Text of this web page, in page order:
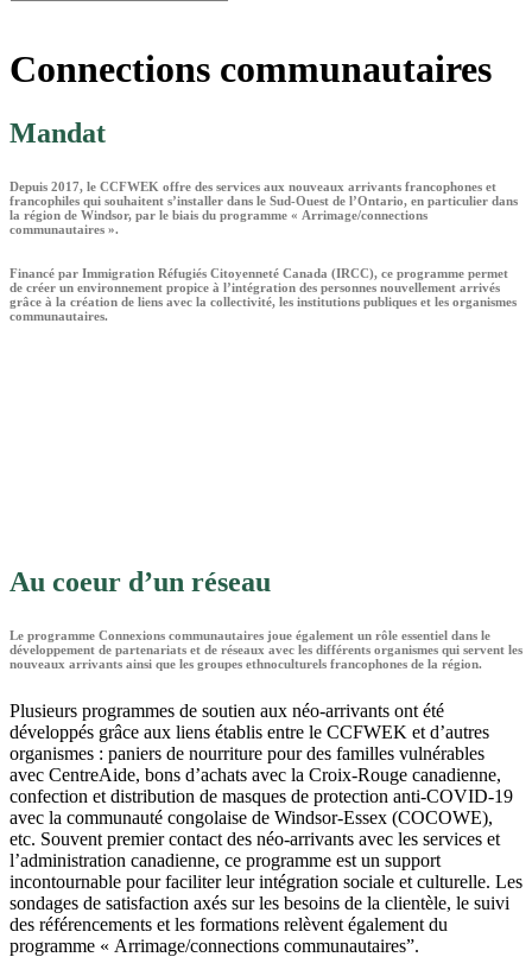
Connections communautaires
Mandat
Depuis 2017, le CCFWEK offre des services aux nouveaux arrivants francophones et
francophiles qui souhaitent s’installer dans le Sud-Ouest de l’Ontario, en particulier dans
la région de Windsor, par le biais du programme « Arrimage/connections
communautaires ».
Financé par Immigration Réfugiés Citoyenneté Canada (IRCC), ce programme permet
de créer un environnement propice à l’intégration des personnes nouvellement arrivés
grâce à la création de liens avec la collectivité, les institutions publiques et les organismes
communautaires.
Au coeur d’un réseau
Le programme Connexions communautaires joue également un rôle essentiel dans le
développement de partenariats et de réseaux avec les différents organismes qui servent les
nouveaux arrivants ainsi que les groupes ethnoculturels francophones de la région.
Plusieurs programmes de soutien aux néo-arrivants ont été
développés grâce aux liens établis entre le CCFWEK et d’autres
organismes : paniers de nourriture pour des familles vulnérables
avec CentreAide, bons d’achats avec la Croix-Rouge canadienne,
confection et distribution de masques de protection anti-COVID-19
avec la communauté congolaise de Windsor-Essex (COCOWE),
etc. Souvent premier contact des néo-arrivants avec les services et
l’administration canadienne, ce programme est un support
incontournable pour faciliter leur intégration sociale et culturelle. Les
sondages de satisfaction axés sur les besoins de la clientèle, le suivi
des référencements et les formations relèvent également du
programme « Arrimage/connections communautaires”.